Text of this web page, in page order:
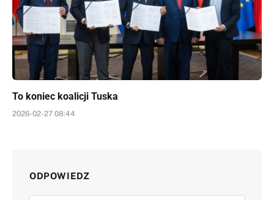
To koniec koalicji Tuska
2026-02-27 08:44
ODPOWIEDZ